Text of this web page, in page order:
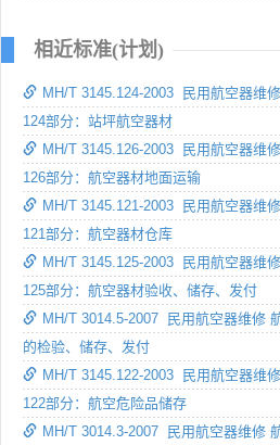
相近标准(计划)
MH/T 3145.124-2003 民用航空器维
124部分：站坪航空器材
MH/T 3145.126-2003 民用航空器维
126部分：航空器材地面运输
MH/T 3145.121-2003 民用航空器维
121部分：航空器材仓库
MH/T 3145.125-2003 民用航空器维
125部分：航空器材验收、储存、发付
MH/T 3014.5-2007 民用航空器维修
的检验、储存、发付
MH/T 3145.122-2003 民用航空器维
122部分：航空危险品储存
MH/T 3014.3-2007 民用航空器维修